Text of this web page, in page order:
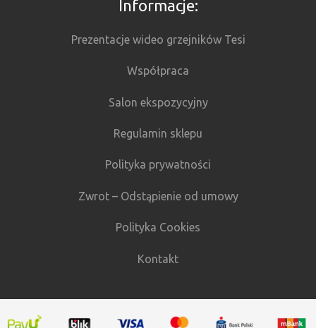
Informacje:
Prezentacje wideo grzejników Tesi
Współpraca
Salon ekspozycyjny
Regulamin sklepu
Polityka prywatności
Zwrot – Odstąpienie od umowy
Polityka Cookies
Kontakt